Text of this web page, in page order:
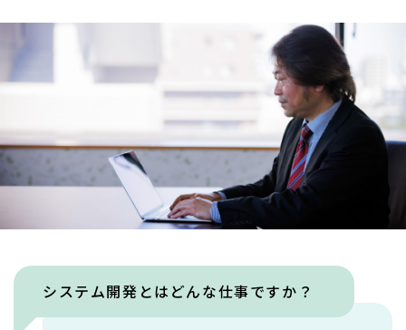
システム開発とはどんな仕事ですか？